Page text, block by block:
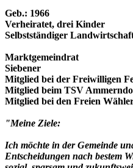
Geb.: 1966
Verheiratet, drei Kinder
Selbstständiger
Marktgemeindrat
Siebener
Mitglied bei der Freiwilligen
Mitglied beim TSV
Mitglied bei den Freien
"Meine Ziele:
Ich möchte in der Gemeinde
Entscheidungen nach bestem